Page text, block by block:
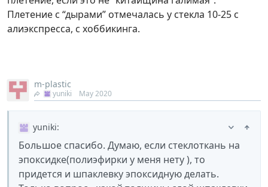
Плетение с “дырами” отмечалась у стекла 10-25 с
алиэкспресса, с хоббикинга.
m-plastic
yuniki May 2020
yuniki:
Большое спасибо. Думаю, если стеклоткань на
эпоксидке(полиэфирки у меня нету ), то
придется и шпаклевку эпоксидную делать.